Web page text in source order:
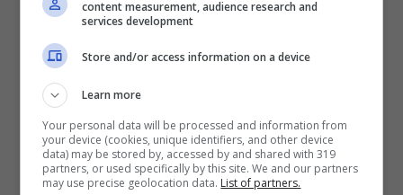
Aver segnato subito ha
messo la partita nelle
condizioni giuste, il gol di
Pasalic ci ha permesso di
content measurement, audience research and
services development
Store and/or access information on a device
Learn more
Your personal data will be processed and information from
your device (cookies, unique identifiers, and other device
data) may be stored by, accessed by and shared with 319
partners, or used specifically by this site. We and our partners
may use precise geolocation data. List of partners.